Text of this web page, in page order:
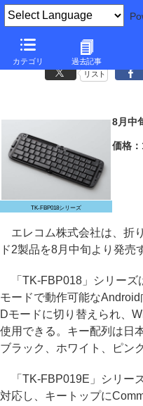
カテゴリ 過去記事
エレコム、Android/iOS向
リスト
TK-FBP018シリーズ
8月中
価格
エレコム株式会社は、折
ド2製品を8月中旬より発売
「TK-FBP018」シリーズ
モードで動作可能な
Dモードに切り替えられ、
使用できる。キー配列は日
ブラック、ホワイト、ピン
「TK-FBP019E」シリー
対応し、キートップに